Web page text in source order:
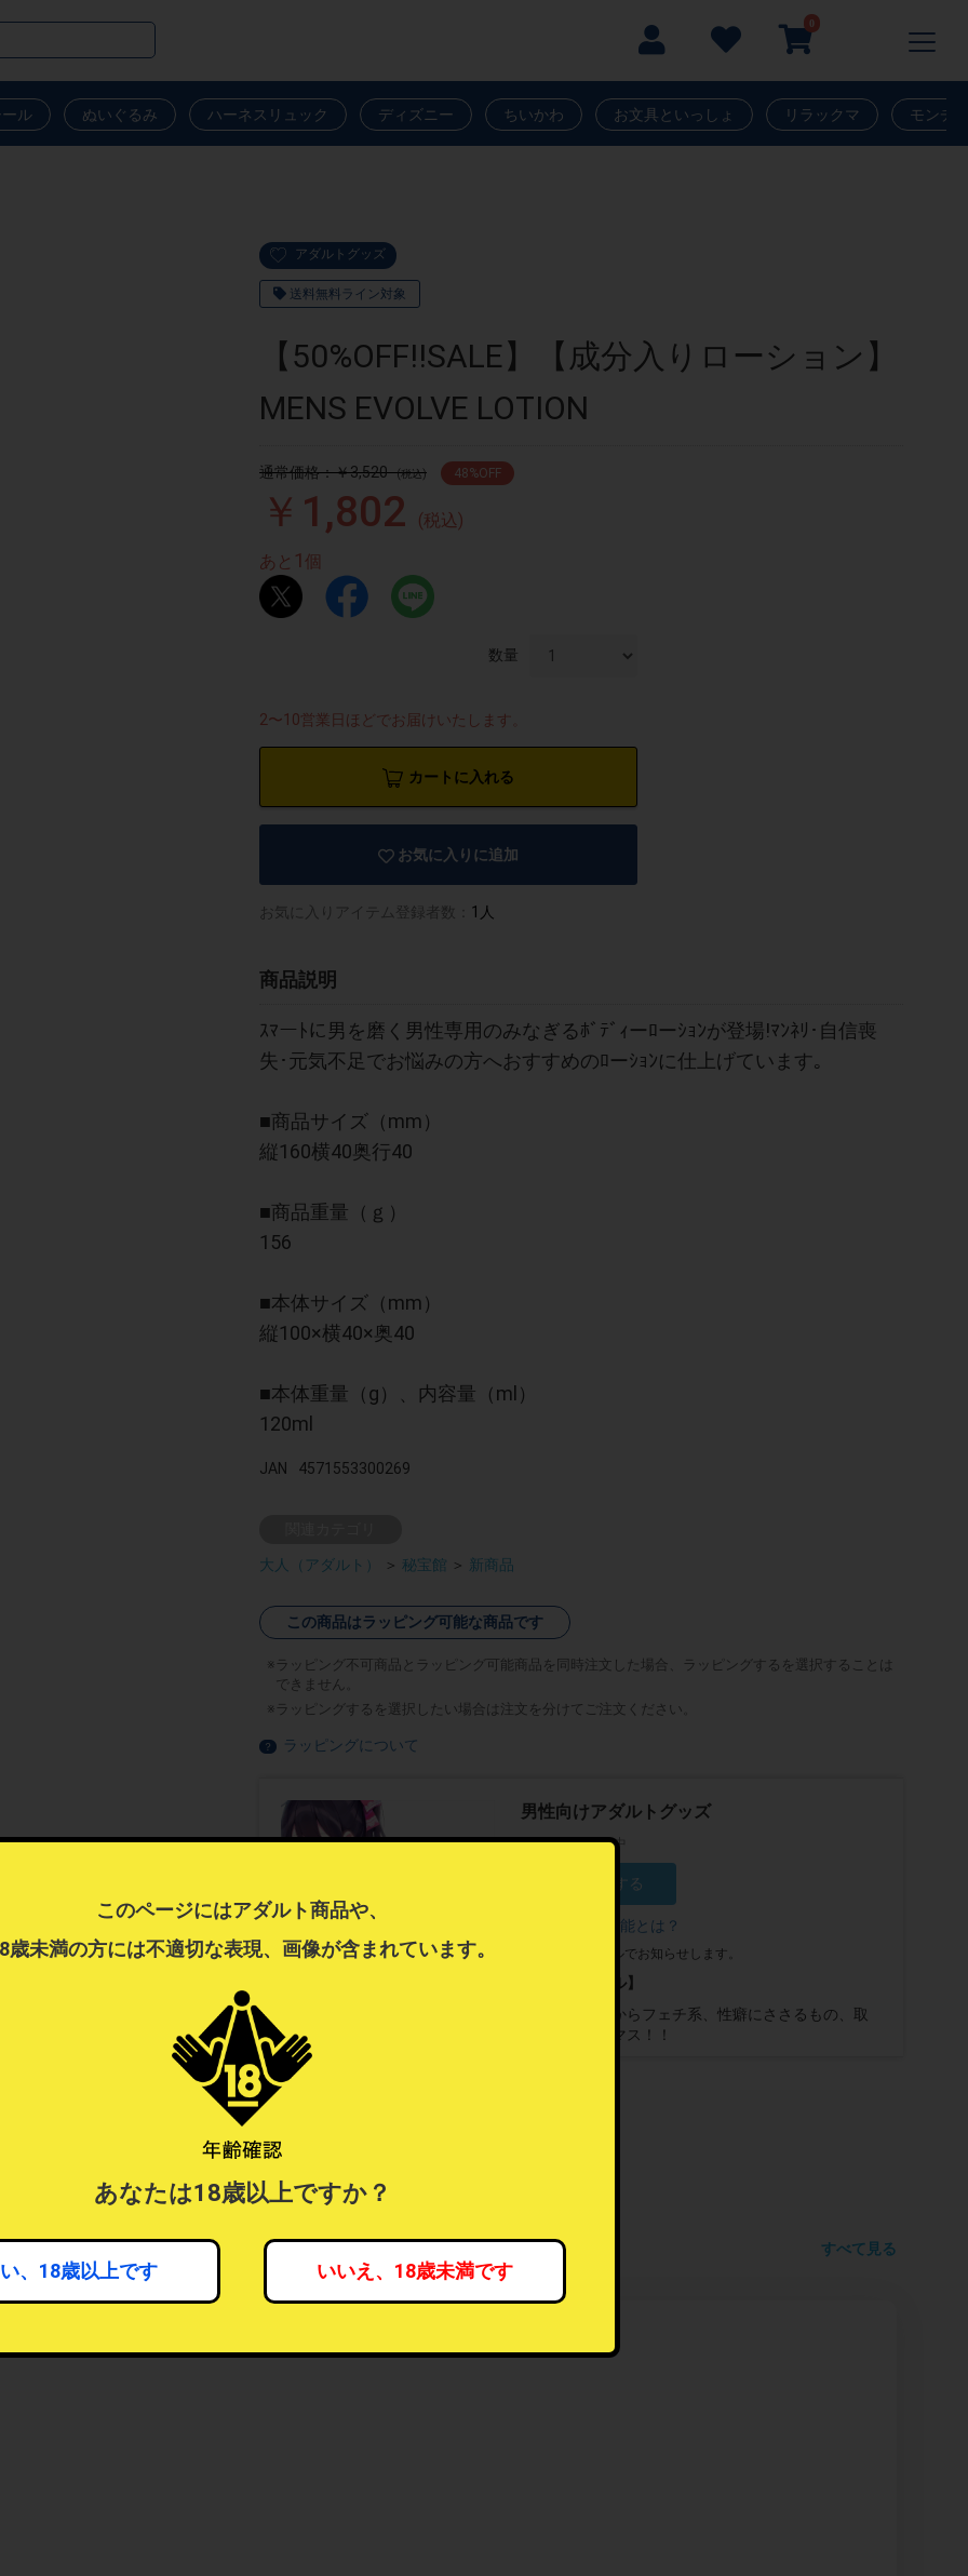
0
ル ぬいぐるみ ハーネスリュック ディズニー ちいかわ お文具といっしょ リラックマ モンチ
アダルトグッズ
送料無料ライン対象
【50%OFF!!SALE】【成分入りローション】
MENS EVOLVE LOTION
通常価格：￥3,520 (税込) 48%OFF
￥1,802
(税込)
あと 1 個
数量
2〜10営業日ほどでお届けいたします。
カートに入れる
お気に入りに追加
お気に入りアイテム登録者数： 1人
商品説明
ｽﾏーﾄに男を磨く男性専用のみなぎるﾎﾞﾃﾞｨーﾛーｼｮﾝが登場!ﾏﾝﾈﾘ･自信喪
失･元気不足でお悩みの方へおすすめのﾛーｼｮﾝに仕上げています｡
■商品サイズ（mm）
縦160横40奥行40
■商品重量（ｇ）
156
■本体サイズ（mm）
縦100×横40×奥40
■本体重量（g）、内容量（ml）
120ml
JAN 4571553300269
大人（アダルト） ＞ 秘宝館 ＞ 新商品
この商品はラッピング可能な商品です
ラッピング不可商品とラッピング可能商品を同時注文した場合、ラッピングするを選択することは
できません。
ラッピングするを選択したい場合は注文を分けてご注文ください。
？ ラッピングについて
男性向けアダルトグッズ
16人がフォロー中
フォローする
フォロー機能とは？
最新情報をメールでお知らせします。
【プロフィール】
ライトなものからフェチ系、性癖にささるもの、取
り揃えておりマス！！
すべて見る
このページにはアダルト商品や、
歳未満の方には不適切な表現、画像が含まれています。
あなたは18歳以上ですか？
、18歳以上です いいえ、18歳未満です